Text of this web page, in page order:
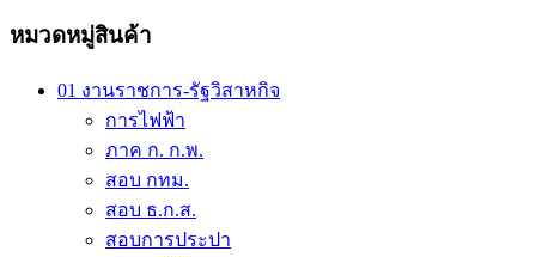
หมวดหมู่สินค้า
01 งานราชการ-รัฐวิสาหกิจ
การไฟฟ้า
ภาค ก. ก.พ.
สอบ กทม.
สอบ ธ.ก.ส.
สอบการประปา